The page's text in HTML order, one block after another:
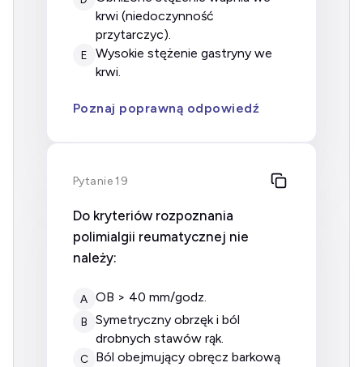
krwi (niedoczynność
przytarczyc).
E
wysokie stężenie gastryny we
krwi.
Poznaj poprawną odpowiedź
Pytanie 19
Do kryteriów rozpoznania
polimialgii reumatycznej nie
należy:
A OB > 40 mm/godz.
B
symetryczny obrzęk i ból
drobnych stawów rąk.
C
ból obejmujący obręcz barkową